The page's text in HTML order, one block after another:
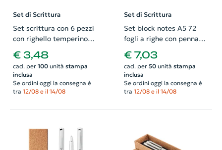
Set di Scrittura
Set scrittura con 6 pezzi
con righello temperino
gomma matita e penna
con refill blu
€ 3,48
cad. per 100unità stampa
inclusa
Se ordini oggi la consegna è
tra 12/08 e il 14/08
Set di Scrittura
Set block notes A5 72
fogli a righe con penna
sfera stilo touch screen
refill blu cinturino e
nastro abbinato
€ 7,03
cad. per 50unità stampa
inclusa
Se ordini oggi la consegna è
tra 12/08 e il 14/08